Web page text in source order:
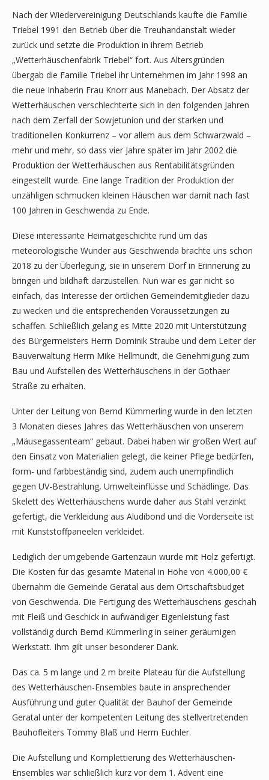
Nach der Wiedervereinigung Deutschlands kaufte die Familie
Triebel 1991 den Betrieb über die Treuhandanstalt wieder
zurück und setzte die Produktion in ihrem Betrieb
„Wetterhäuschenfabrik Triebel“ fort. Aus Altersgründen
übergab die Familie Triebel ihr Unternehmen im Jahr 1998 an
die neue Inhaberin Frau Knorr aus Manebach. Der Absatz der
Wetterhäuschen verschlechterte sich in den folgenden Jahren
nach dem Zerfall der Sowjetunion und der starken und
traditionellen Konkurrenz – vor allem aus dem Schwarzwald –
mehr und mehr, so dass vier Jahre später im Jahr 2002 die
Produktion der Wetterhäuschen aus Rentabilitätsgründen
eingestellt wurde. Eine lange Tradition der Produktion der
unzähligen schmucken kleinen Häuschen war damit nach fast
100 Jahren in Geschwenda zu Ende.
Diese interessante Heimatgeschichte rund um das
meteorologische Wunder aus Geschwenda brachte uns schon
2018 zu der Überlegung, sie in unserem Dorf in Erinnerung zu
bringen und bildhaft darzustellen. Nun war es gar nicht so
einfach, das Interesse der örtlichen Gemeindemitglieder dazu
zu wecken und die entsprechenden Voraussetzungen zu
schaffen. Schließlich gelang es Mitte 2020 mit Unterstützung
des Bürgermeisters Herrn Dominik Straube und dem Leiter der
Bauverwaltung Herrn Mike Hellmundt, die Genehmigung zum
Bau und Aufstellen des Wetterhäuschens in der Gothaer
Straße zu erhalten.
Unter der Leitung von Bernd Kümmerling wurde in den letzten
3 Monaten dieses Jahres das Wetterhäuschen von unserem
„Mäusegassenteam“ gebaut. Dabei haben wir großen Wert auf
den Einsatz von Materialien gelegt, die keiner Pflege bedürfen,
form- und farbbeständig sind, zudem auch unempfindlich
gegen UV-Bestrahlung, Umwelteinflüsse und Schädlinge. Das
Skelett des Wetterhäuschens wurde daher aus Stahl verzinkt
gefertigt, die Verkleidung aus Aludibond und die Vorderseite ist
mit Kunststoffpaneelen verkleidet.
Lediglich der umgebende Gartenzaun wurde mit Holz gefertigt.
Die Kosten für das gesamte Material in Höhe von 4.000,00 €
übernahm die Gemeinde Geratal aus dem Ortschaftsbudget
von Geschwenda. Die Fertigung des Wetterhäuschens geschah
mit Fleiß und Geschick in aufwändiger Eigenleistung fast
vollständig durch Bernd Kümmerling in seiner geräumigen
Werkstatt. Ihm gilt unser besonderer Dank.
Das ca. 5 m lange und 2 m breite Plateau für die Aufstellung
des Wetterhäuschen-Ensembles baute in ansprechender
Ausführung und guter Qualität der Bauhof der Gemeinde
Geratal unter der kompetenten Leitung des stellvertretenden
Bauhofleiters Tommy Blaß und Herrn Euchler.
Die Aufstellung und Komplettierung des Wetterhäuschen-
Ensembles war schließlich kurz vor dem 1. Advent eine